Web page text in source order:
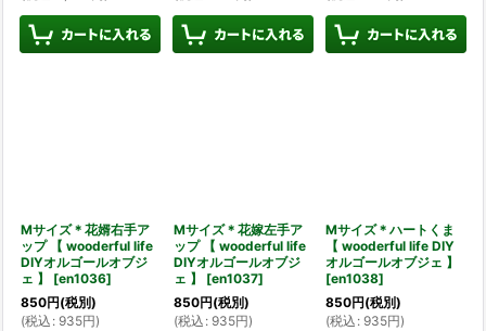
Mサイズ＊花婿右手ア
ップ 【 wooderful life
DIYオルゴールオブジ
ェ 】
[en1036]
850円(税別)
(税込 : 935円)
Mサイズ＊花嫁左手ア
ップ 【 wooderful life
DIYオルゴールオブジ
ェ 】
[en1037]
850円(税別)
(税込 : 935円)
Mサイズ＊ハートくま
【 wooderful life DIY
オルゴールオブジェ 】
[en1038]
850円(税別)
(税込 : 935円)